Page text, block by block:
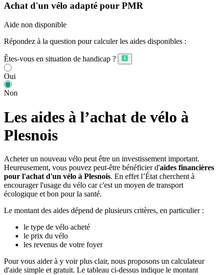
Achat d'un vélo adapté pour PMR
Aide non disponible
Répondez à la question pour calculer les aides disponibles :
Êtes-vous en situation de handicap ?
Oui
Non
Les aides à l’achat de vélo à
Plesnois
Acheter un nouveau vélo peut être un investissement important.
Heureusement, vous pouvez peut-être bénéficier d'aides financières
pour l'achat d'un vélo à Plesnois. En effet l’État cherchent à
encourager l'usage du vélo car c'est un moyen de transport
écologique et bon pour la santé.
Le montant des aides dépend de plusieurs critères, en particulier :
le type de vélo acheté
le prix du vélo
les revenus de votre foyer
Pour vous aider à y voir plus clair, nous proposons un calculateur
d'aide simple et gratuit. Le tableau ci-dessus indique le montant